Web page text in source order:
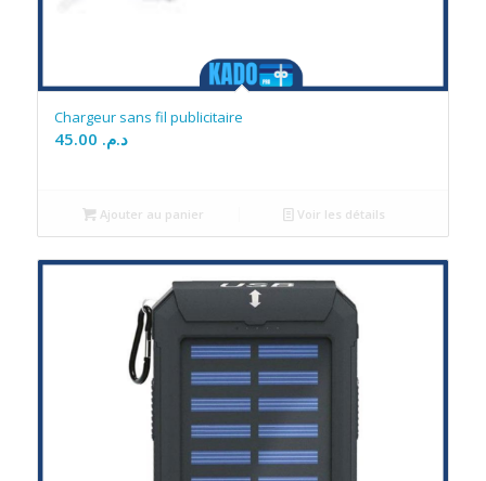
Chargeur sans fil publicitaire
د.م.
Ajouter au panier Voir les détails